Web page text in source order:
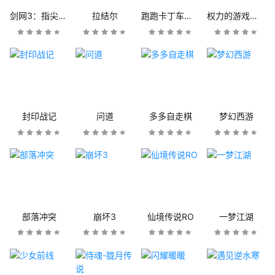
剑网3：指尖江湖 拉结尔 跑跑卡丁车官方竞速版 权力的游戏：凛冬将至
封印战记 问道 多多自走棋 梦幻西游
部落冲突 崩坏3 仙境传说RO 一梦江湖